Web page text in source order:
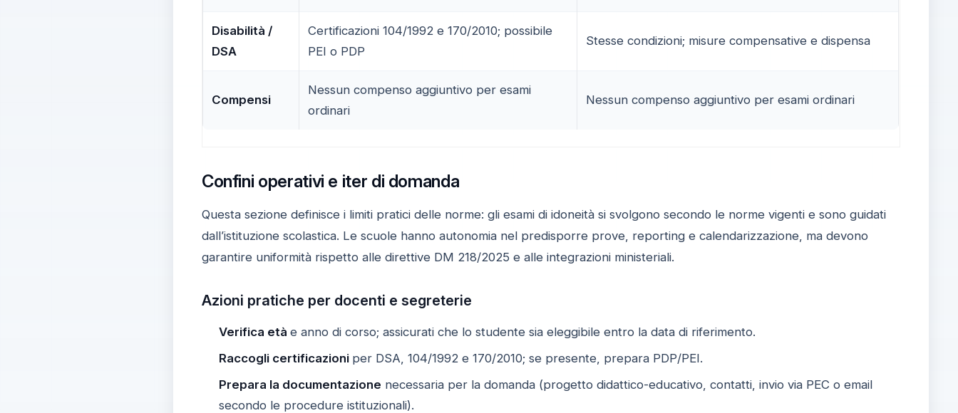
Disabilità /
DSA
Certificazioni 104/1992 e 170/2010; possibile
PEI o PDP
Stesse condizioni; misure compensative e dispensa
Compensi
Nessun compenso aggiuntivo per esami
ordinari
Nessun compenso aggiuntivo per esami ordinari
Confini operativi e iter di domanda
Questa sezione definisce i limiti pratici delle norme: gli esami di idoneità si svolgono secondo le norme vigenti e sono guidati
dall’istituzione scolastica. Le scuole hanno autonomia nel predisporre prove, reporting e calendarizzazione, ma devono
garantire uniformità rispetto alle direttive DM 218/2025 e alle integrazioni ministeriali.
Azioni pratiche per docenti e segreterie
Verifica età e anno di corso; assicurati che lo studente sia eleggibile entro la data di riferimento.
Raccogli certificazioni per DSA, 104/1992 e 170/2010; se presente, prepara PDP/PEI.
Prepara la documentazione necessaria per la domanda (progetto didattico-educativo, contatti, invio via PEC o email
secondo le procedure istituzionali).